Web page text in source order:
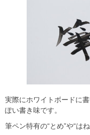
実際にホワイトボードに
ぽい書き味です。
筆ペン特有の“とめ”や“は